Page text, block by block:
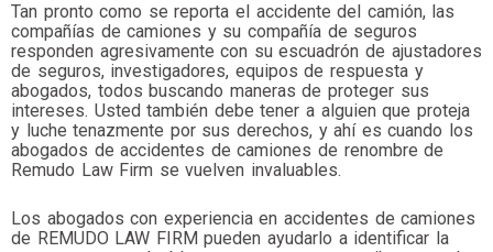
Tan pronto como se reporta el accidente del camión, las
compañías de camiones y su compañía de seguros
responden agresivamente con su escuadrón de ajustadores
de seguros, investigadores, equipos de respuesta y
abogados, todos buscando maneras de proteger sus
intereses. Usted también debe tener a alguien que proteja
y luche tenazmente por sus derechos, y ahí es cuando los
abogados de accidentes de camiones de renombre de
Remudo Law Firm se vuelven invaluables.
Los abogados con experiencia en accidentes de camiones
de REMUDO LAW FIRM pueden ayudarlo a identificar la